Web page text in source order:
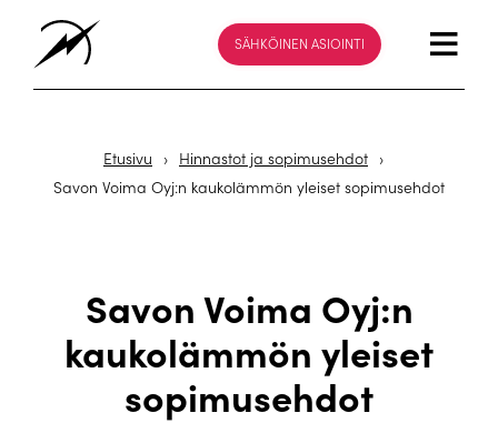
SÄHKÖINEN ASIOINTI
Etusivu › Hinnastot ja sopimusehdot ›
Savon Voima Oyj:n kaukolämmön yleiset sopimusehdot
Savon Voima Oyj:n
kaukolämmön yleiset
sopimusehdot